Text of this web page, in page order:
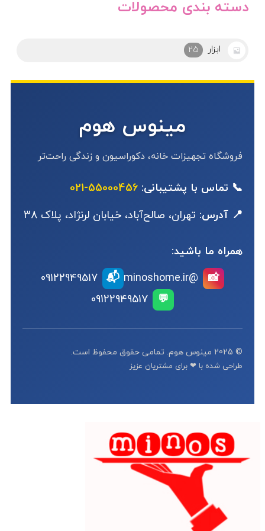
دسته بندی محصولات
ابزار 25
مینوس هوم
فروشگاه تجهیزات خانه، دکوراسیون و زندگی راحت‌تر
📞 تماس با پشتیبانی: 55000456-021
📍 آدرس: تهران، صالح‌آباد، خیابان لرنژاد، پلاک 38
همراه ما باشید:
📸
@minoshome.ir
📬
09122949517
💬
09122949517
© 2025 مینوس هوم. تمامی حقوق محفوظ است.
طراحی شده با ❤ برای مشتریان عزیز